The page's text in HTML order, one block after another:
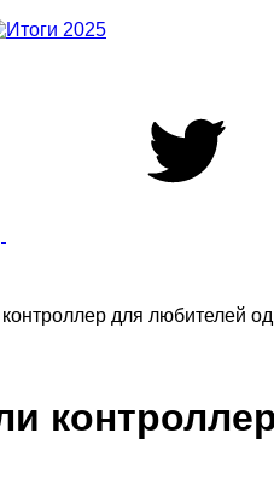
для любителей